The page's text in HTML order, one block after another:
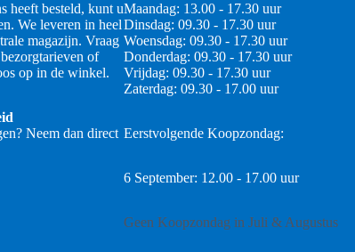
heeft besteld, kunt u
We leveren in heel
magazijn. Vraag
of
op in de winkel.
Neem dan direct
Maandag: 13.00 - 17.30 uur
Dinsdag: 09.30 - 17.30 uur
Woensdag: 09.30 - 17.30 uur
Donderdag: 09.30 - 17.30 uur
Vrijdag: 09.30 - 17.30 uur
Zaterdag: 09.30 - 17.00 uur
Eerstvolgende Koopzondag:
6 September: 12.00 - 17.00 uur
Geen Koopzondag in Juli & Augustus